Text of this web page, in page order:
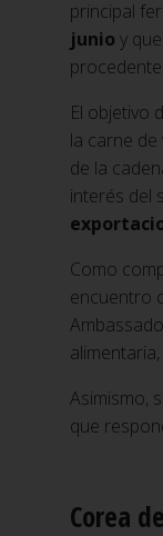
principal
junio y
El objetivo
la carne
de la
interés del
Como
encuentro
Asimismo,
que
Corea